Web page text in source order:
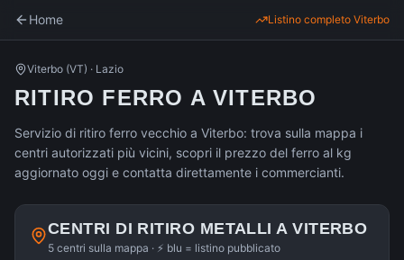
Home Listino completo Viterbo
Viterbo (VT) · Lazio
RITIRO FERRO A VITERBO
Servizio di ritiro ferro vecchio a Viterbo: trova sulla mappa i
centri autorizzati più vicini, scopri il prezzo del ferro al kg
aggiornato oggi e contatta direttamente i commercianti.
CENTRI DI RITIRO METALLI AVITERBO
5 centri sulla mappa · ⚡ blu = listino pubblicato